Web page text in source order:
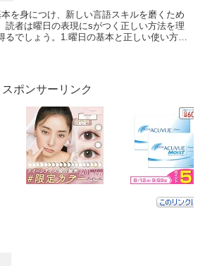
を身につけ、新しい言語スキルを磨くため
読者は曜日の表現にsがつく正しい方法を理
るでしょう。1.曜日の基本と正しい使い方曜
スポンサーリンク